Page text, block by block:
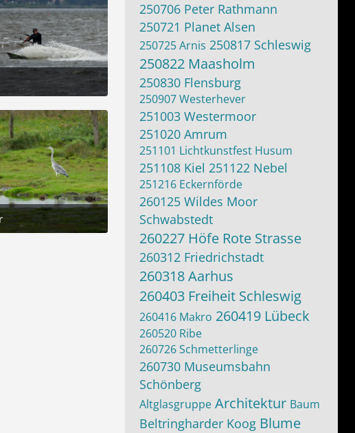
6
250706 Peter Rathmann
250721 Planet Alsen
250725 Arnis 250817 Schleswig
250822 Maasholm
250830 Flensburg
250907 Westerhever
251003 Westermoor
251020 Amrum
251101 Lichtkunstfest Husum
251108 Kiel 251122 Nebel
251216 Eckernförde
260125 Wildes Moor
Schwabstedt
260227 Höfe Rote Strasse
260312 Friedrichstadt
260318 Aarhus
260403 Freiheit Schleswig
260416 Makro 260419 Lübeck
260520 Ribe
260726 Schmetterlinge
260730 Museumsbahn
Schönberg
Altglasgruppe Architektur Baum
Beltringharder Koog Blume